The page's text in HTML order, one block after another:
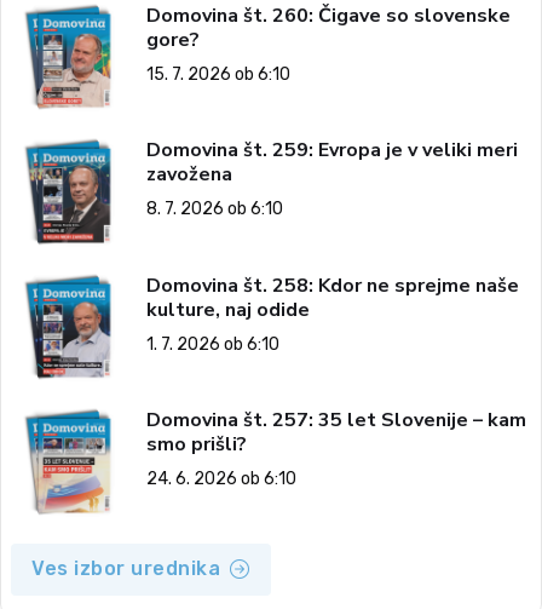
Domovina št. 260: Čigave so slovenske
gore?
15. 7. 2026 ob 6:10
Domovina št. 259: Evropa je v veliki meri
zavožena
8. 7. 2026 ob 6:10
Domovina št. 258: Kdor ne sprejme naše
kulture, naj odide
1. 7. 2026 ob 6:10
Domovina št. 257: 35 let Slovenije – kam
smo prišli?
24. 6. 2026 ob 6:10
Ves izbor urednika